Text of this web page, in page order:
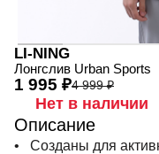
LI-NING
Лонгслив Urban Sports
4 999 ₽
1 995 ₽
Нет в наличии
Описание
• Созданы для